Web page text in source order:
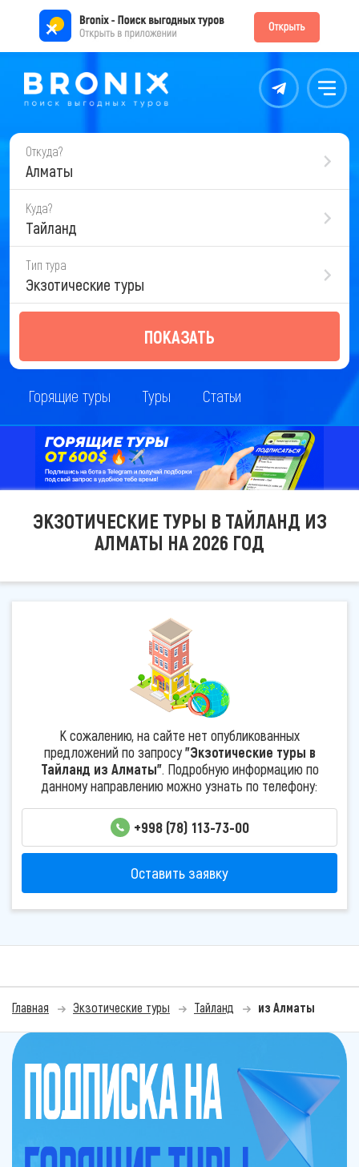
Контакты Меню
Откуда?
Алматы
Куда?
Тайланд
Тип тура
Экзотические туры
ПОКАЗАТЬ
Горящие туры Туры Статьи
ЭКЗОТИЧЕСКИЕ ТУРЫ В ТАЙЛАНД ИЗ
АЛМАТЫ НА 2026 ГОД
К сожалению, на сайте нет опубликованных
предложений по запросу"Экзотические туры в
Тайланд из Алматы". Подробную информацию по
данному направлению можно узнать по телефону:
+998 (78) 113-73-00
Оставить заявку
Главная Экзотические туры Тайланд из Алматы